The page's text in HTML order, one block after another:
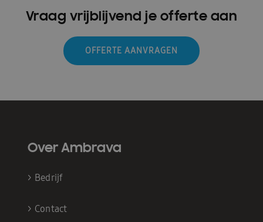
Vraag vrijblijvend je offerte aan
OFFERTE AANVRAGEN
Over Ambrava
> Bedrijf
> Contact